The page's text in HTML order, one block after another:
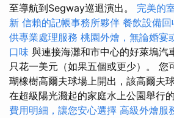
至導航到Segway巡迴演出。 完美的
新 信賴的記帳事務所夥伴 餐飲設備
供專業處理服務 桃園外燴，無論婚宴
口味 與連接海灘和市中心的好萊塢汽
只花一美元（如果五個或更少）。 您
瑚橡樹高爾夫球場上開出，該高爾夫
在超級陽光濺起的家庭水上公園舉行
費用明細，讓您安心選擇 高級外燴服